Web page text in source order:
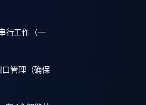
行工作（一
管理（确保